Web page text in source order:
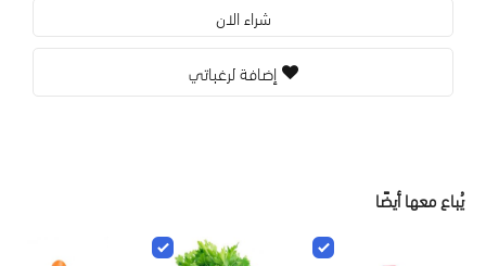
شراء الان
إضافة لرغباتي
يُباع معها أيضًا